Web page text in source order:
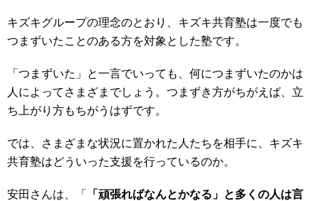
キズキグループの理念のとおり、キズキ共育塾は一度でも
つまずいたことのある方を対象とした塾です。
「つまずいた」と一言でいっても、何につまずいたのかは
人によってさまざまでしょう。つまずき方がちがえば、立
ち上がり方もちがうはずです。
では、さまざまな状況に置かれた人たちを相手に、キズキ
共育塾はどういった支援を行っているのか。
安田さんは、「
「頑張ればなんとかなる」と多くの人は言